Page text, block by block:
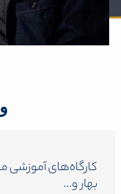
کارگاه‌های آموزشی
بهار و…